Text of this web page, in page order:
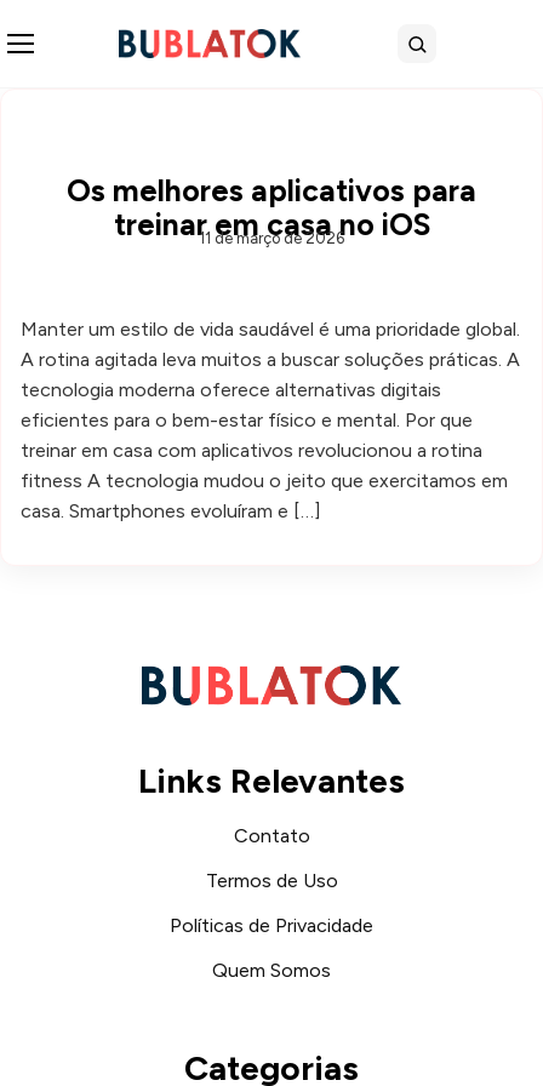
Buscar
Os melhores aplicativos para
treinar em casa no iOS
11 de março de 2026
Manter um estilo de vida saudável é uma prioridade global.
A rotina agitada leva muitos a buscar soluções práticas. A
tecnologia moderna oferece alternativas digitais
eficientes para o bem-estar físico e mental. Por que
treinar em casa com aplicativos revolucionou a rotina
fitness A tecnologia mudou o jeito que exercitamos em
casa. Smartphones evoluíram e […]
Links Relevantes
Contato
Termos de Uso
Políticas de Privacidade
Quem Somos
Categorias